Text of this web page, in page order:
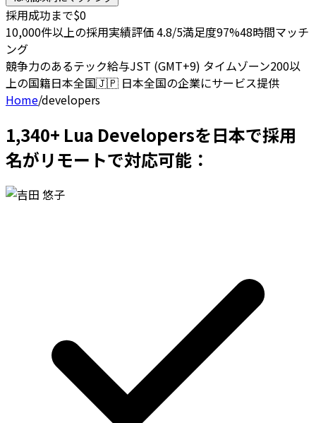
採用成功まで$0
10,000件以上の採用実績評価 4.8/5満足度97%48時間マッチ
ング
競争力のあるテック給与JST (GMT+9) タイムゾーン200以
上の国籍日本全国🇯🇵 日本全国の企業にサービス提供
Home/developers
1,340+ Lua Developersを日本で採用
名がリモートで対応可能：